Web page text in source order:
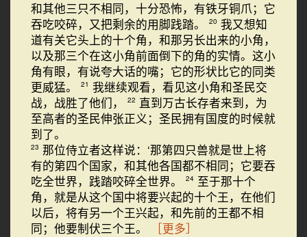
和其他三只不相同，十分恐怖，有铁牙铜爪；它
吞吃咬碎，又把剩余的用脚践踏。
20 我又想知
道有关它头上的十个角，和那另长出来的小角，
以及那三个在这小角前面倒下的角的实情。这小
角有眼，有说夸大话的嘴；它的形状比它的同类
更威猛。
21 我继续观看，看见这小角和圣民交
战，战胜了他们，
22 直到万古长存者来到，为
至高者的圣民伸张正义；圣民拥有国度的时候就
到了。
23 那位侍立者这样说：‘那第四只兽就是世上将
有的第四个国家，和其他各国都不相同；它要吞
吃全世界，践踏咬碎全世界。
24 至于那十个
角，就是从这个国中将要兴起的十个王，在他们
以后，将有另一个王兴起，和先前的王都不相
同；他要制伏三个王。
［更多］